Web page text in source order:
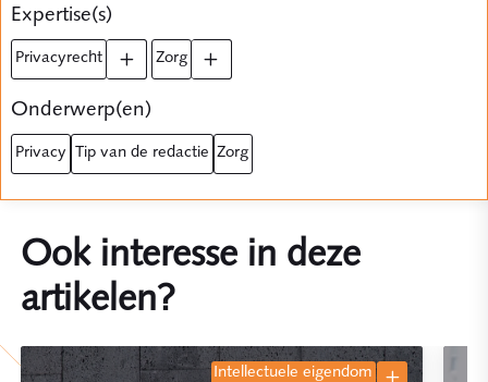
Expertise(s)
privacyrecht zorg
Onderwerp(en)
privacy tip van de redactie zorg
Ook interesse in deze
artikelen?
intellectuele eigendom